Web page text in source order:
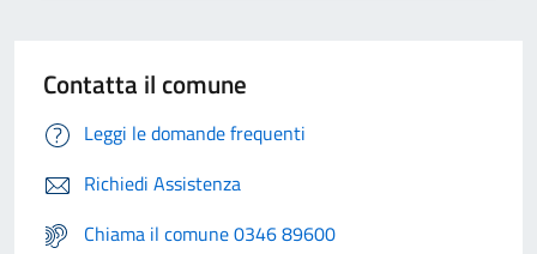
Contatta il comune
Leggi le domande frequenti
Richiedi Assistenza
Chiama il comune 0346 89600